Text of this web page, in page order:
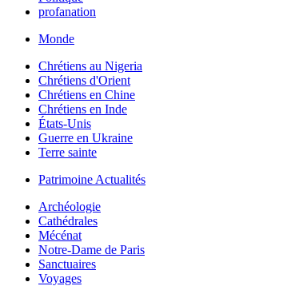
profanation
Monde
Chrétiens au Nigeria
Chrétiens d'Orient
Chrétiens en Chine
Chrétiens en Inde
États-Unis
Guerre en Ukraine
Terre sainte
Patrimoine Actualités
Archéologie
Cathédrales
Mécénat
Notre-Dame de Paris
Sanctuaires
Voyages